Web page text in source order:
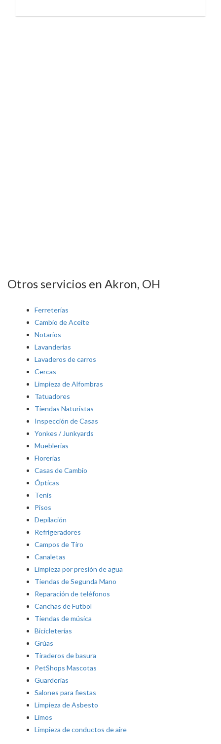
Otros servicios en Akron, OH
Ferreterías
Cambio de Aceite
Notarios
Lavanderías
Lavaderos de carros
Cercas
Limpieza de Alfombras
Tatuadores
Tiendas Naturistas
Inspección de Casas
Yonkes / Junkyards
Mueblerias
Florerías
Casas de Cambio
Ópticas
Tenis
Pisos
Depilación
Refrigeradores
Campos de Tiro
Canaletas
Limpieza por presión de agua
Tiendas de Segunda Mano
Reparación de teléfonos
Canchas de Futbol
Tiendas de música
Bicicleterías
Grúas
Tiraderos de basura
PetShops Mascotas
Guarderías
Salones para fiestas
Limpieza de Asbesto
Limos
Limpieza de conductos de aire